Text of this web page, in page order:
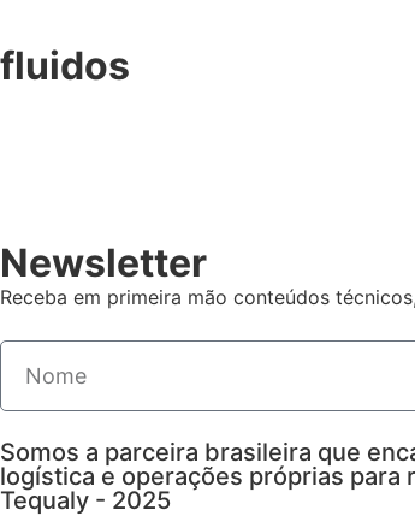
fluidos
Newsletter
Receba em primeira mão conteúdos
Somos a parceira brasileira que
logística e operações próprias
Tequaly - 2025